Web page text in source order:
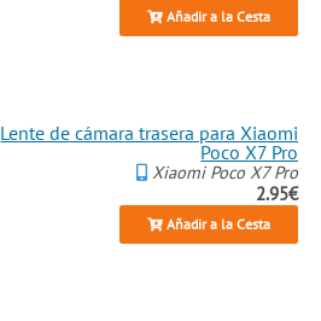
Añadir a la Cesta
Lente de cámara trasera para Xiaomi
Poco X7 Pro
Xiaomi Poco X7 Pro
2.95€
Añadir a la Cesta